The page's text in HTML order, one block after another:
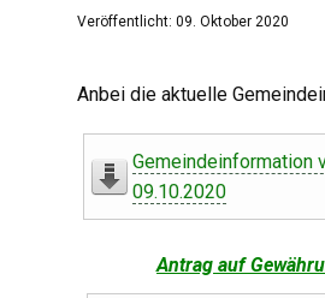
Veröffentlicht: 09. Oktober 2020
Anbei die aktuelle
Gemeindeinformation
09.10.2020
Antrag auf